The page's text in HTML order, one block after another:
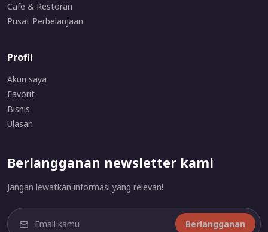
Cafe & Restoran
Pusat Perbelanjaan
Profil
Akun saya
Favorit
Bisnis
Ulasan
Berlangganan newsletter kami
Jangan lewatkan informasi yang relevan!
Berlangganan